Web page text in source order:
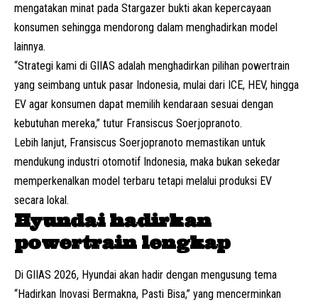
mengatakan minat pada Stargazer bukti akan kepercayaan
konsumen sehingga mendorong dalam menghadirkan model
lainnya.
“Strategi kami di GIIAS adalah menghadirkan pilihan powertrain
yang seimbang untuk pasar Indonesia, mulai dari ICE, HEV, hingga
EV agar konsumen dapat memilih kendaraan sesuai dengan
kebutuhan mereka,” tutur Fransiscus Soerjopranoto.
Lebih lanjut, Fransiscus Soerjopranoto memastikan untuk
mendukung industri otomotif Indonesia, maka bukan sekedar
memperkenalkan model terbaru tetapi melalui produksi EV
secara lokal.
Hyundai hadirkan
powertrain lengkap
Di GIIAS 2026, Hyundai akan hadir dengan mengusung tema
“Hadirkan Inovasi Bermakna, Pasti Bisa,” yang mencerminkan